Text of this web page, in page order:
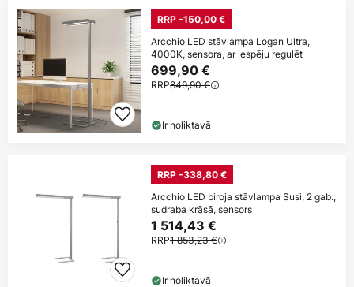
RRP -150,00 €
Arcchio LED stāvlampa Logan Ultra,
4000K, sensora, ar iespēju regulēt
699,90 €
RRP849,90 €
Ir noliktavā
RRP -338,80 €
Arcchio LED biroja stāvlampa Susi, 2 gab.,
sudraba krāsā, sensors
1 514,43 €
RRP1 853,23 €
Ir noliktavā